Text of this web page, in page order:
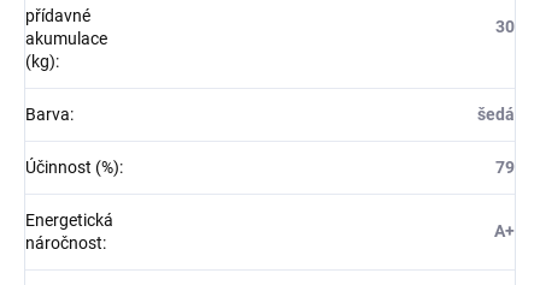
přídavné
akumulace
(kg):
30
Barva: šedá
Účinnost (%): 79
Energetická
náročnost:
A+